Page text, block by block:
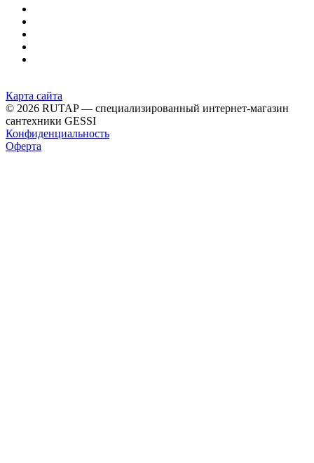
Карта сайта
© 2026 RUTAP — специализированный интернет-магазин
сантехники GESSI
Конфиденциальность
Оферта